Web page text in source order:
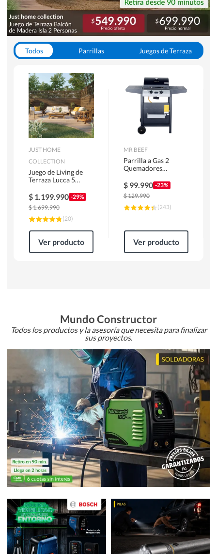
Todos Parrillas
Juegos de Terraza
JUST HOME
COLLECTION
Juego de Living de
Terraza Lucca 5
$ 1.199.990 -29%
$1.699.990
(20)
Ver producto
MR BEEF
Parrilla a Gas 2
Quemadores
$ 99.990 -23%
$129.990
(243)
Ver producto
Mundo Constructor
Todos los productos y la asesoría que necesita para finalizar
sus proyectos.